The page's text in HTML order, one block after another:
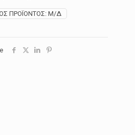
ΠΡΟΪΌΝΤΟΣ: Μ/Δ